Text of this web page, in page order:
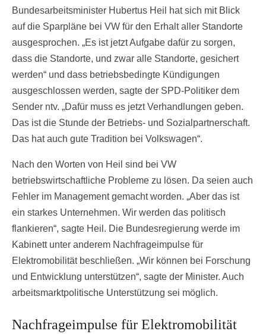
Bundesarbeitsminister Hubertus Heil hat sich mit Blick
auf die Sparpläne bei VW für den Erhalt aller Standorte
ausgesprochen. „Es ist jetzt Aufgabe dafür zu sorgen,
dass die Standorte, und zwar alle Standorte, gesichert
werden“ und dass betriebsbedingte Kündigungen
ausgeschlossen werden, sagte der SPD-Politiker dem
Sender ntv. „Dafür muss es jetzt Verhandlungen geben.
Das ist die Stunde der Betriebs- und Sozialpartnerschaft.
Das hat auch gute Tradition bei Volkswagen“.
Nach den Worten von Heil sind bei VW
betriebswirtschaftliche Probleme zu lösen. Da seien auch
Fehler im Management gemacht worden. „Aber das ist
ein starkes Unternehmen. Wir werden das politisch
flankieren“, sagte Heil. Die Bundesregierung werde im
Kabinett unter anderem Nachfrageimpulse für
Elektromobilität beschließen. „Wir können bei Forschung
und Entwicklung unterstützen“, sagte der Minister. Auch
arbeitsmarktpolitische Unterstützung sei möglich.
Nachfrageimpulse für Elektromobilität